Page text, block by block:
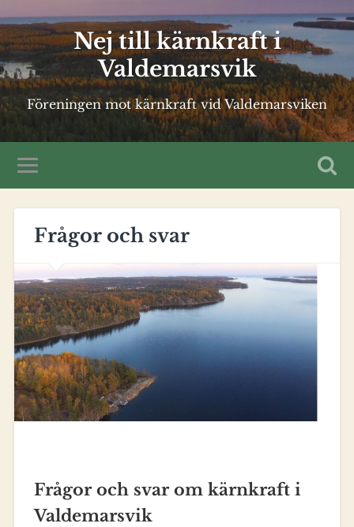
Nej till kärnkraft i
Valdemarsvik
Föreningen mot kärnkraft vid Valdemarsviken
Frågor och svar
Frågor och svar om kärnkraft i
Valdemarsvik